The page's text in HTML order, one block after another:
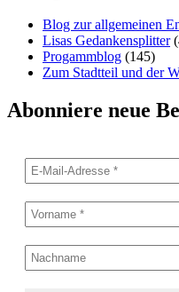
Blog zur allgemeinen
Lisas Gedankensplitter
Progammblog (145)
Zum Stadtteil und der
Abonniere neue